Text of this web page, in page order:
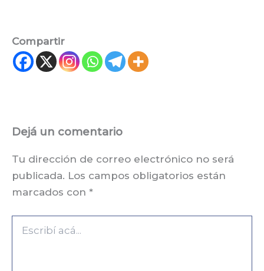
Compartir
Dejá un comentario
Tu dirección de correo electrónico no será
publicada. Los campos obligatorios están
marcados con *
acá...